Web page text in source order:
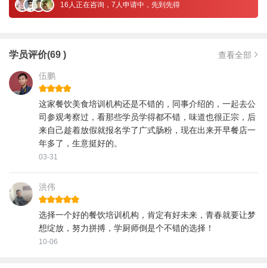
16人正在咨询，7人申请中，先到先得
学员评价(69 ) 查看全部
伍鹏
这家餐饮美食培训机构还是不错的，同事介绍的，一起去公
司参观考察过，看那些学员学得都不错，味道也很正宗，后
来自己趁着放假就报名学了广式肠粉，现在出来开早餐店一
年多了，生意挺好的。
03-31
洪伟
选择一个好的餐饮培训机构，肯定有好未来，青春就要让梦
想绽放，努力拼搏，学厨师倒是个不错的选择！
10-06